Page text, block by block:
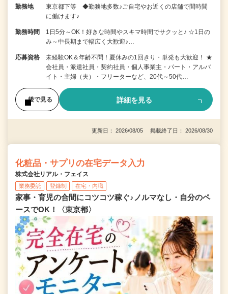
勤務地
東京都下等 ◆勤務地多数♪ご自宅やお近くの店舗で間時間
に働けます♪
勤務時間
1日5分～OK！好きな時間やスキマ時間でサクッと♪ ☆1日の
み～中長期まで幅広く大歓迎♪…
応募資格
未経験OK＆年齢不問！夏休みの1回きり・単発も大歓迎！ ★
会社員・派遣社員・契約社員・個人事業主・パート・アルバ
イト・主婦（夫）・フリーターなど、20代～50代…
後で見る 詳細を見る
更新日： 2026/08/05 掲載終了日： 2026/08/30
化粧品・サプリの在宅データ入力
株式会社リアル・フェイス
業務委託 登録制 在宅・内職
家事・育児の合間にコツコツ稼ぐ♪ノルマなし・自分のペ
ースでOK！〈東京都〉